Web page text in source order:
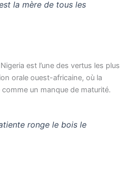
la mère de tous les
est l’une des vertus les plus
orale ouest-africaine, où la
un manque de maturité.
ronge le bois le